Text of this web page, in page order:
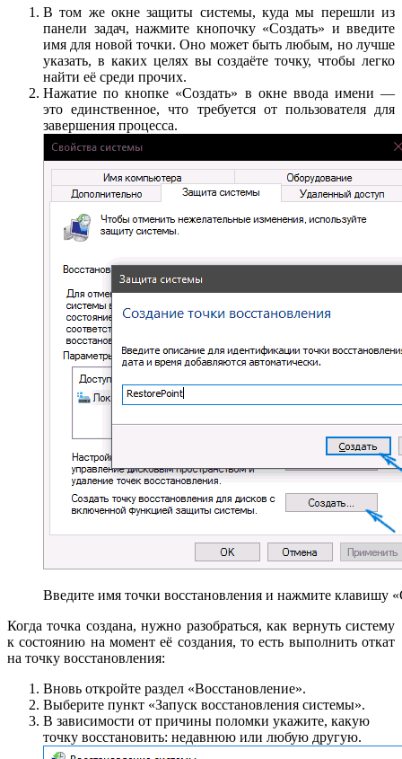
В том же окне защиты системы, куда мы перешли из
панели задач, нажмите кнопочку «Создать» и введите
имя для новой точки. Оно может быть любым, но лучше
указать, в каких целях вы создаёте точку, чтобы легко
найти её среди прочих.
Нажатие по кнопке «Создать» в окне ввода имени —
это единственное, что требуется от пользователя для
завершения процесса.
Введите имя точки восстановления и нажмите клавишу
Когда точка создана, нужно разобраться, как вернуть систему
к состоянию на момент её создания, то есть выполнить откат
на точку восстановления:
Вновь откройте раздел «Восстановление».
Выберите пункт «Запуск восстановления системы».
В зависимости от причины поломки укажите, какую
точку восстановить: недавнюю или любую другую.